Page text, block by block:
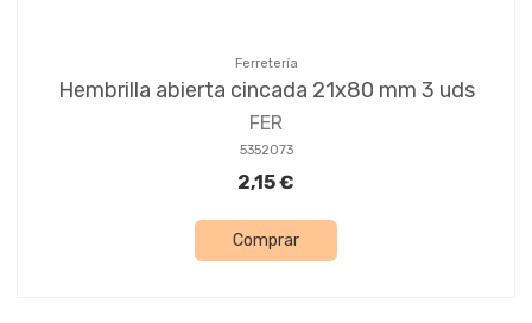
Ferretería
Hembrilla abierta cincada 21x80 mm 3 uds
FER
5352073
2,15 €
Comprar